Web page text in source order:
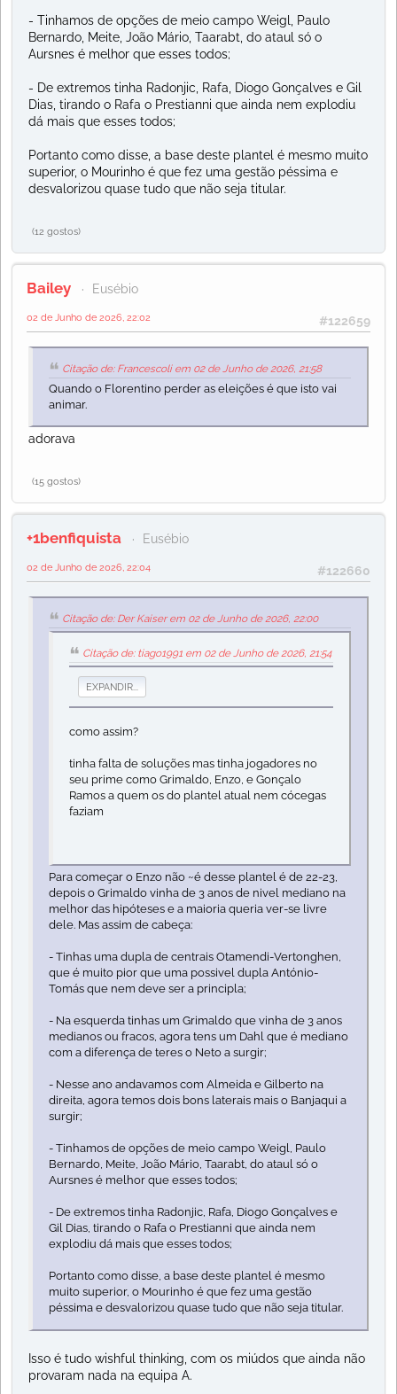
- Tinhamos de opções de meio campo Weigl, Paulo
Bernardo, Meite, João Mário, Taarabt, do ataul só o
Aursnes é melhor que esses todos;
- De extremos tinha Radonjic, Rafa, Diogo Gonçalves e Gil
Dias, tirando o Rafa o Prestianni que ainda nem explodiu
dá mais que esses todos;
Portanto como disse, a base deste plantel é mesmo muito
superior, o Mourinho é que fez uma gestão péssima e
desvalorizou quase tudo que não seja titular.
(12 gostos)
Bailey Eusébio
#122659
02 de Junho de 2026, 22:02
Citação de: Francescoli em 02 de Junho de 2026, 21:58
Quando o Florentino perder as eleições é que isto vai
animar.
adorava
(15 gostos)
+1benfiquista Eusébio
#122660
02 de Junho de 2026, 22:04
Citação de: Der Kaiser em 02 de Junho de 2026, 22:00
Citação de: tiago1991 em 02 de Junho de 2026, 21:54
EXPANDIR...
como assim?
tinha falta de soluções mas tinha jogadores no
seu prime como Grimaldo, Enzo, e Gonçalo
Ramos a quem os do plantel atual nem cócegas
faziam
Para começar o Enzo não ~é desse plantel é de 22-23,
depois o Grimaldo vinha de 3 anos de nivel mediano na
melhor das hipóteses e a maioria queria ver-se livre
dele. Mas assim de cabeça:
- Tinhas uma dupla de centrais Otamendi-Vertonghen,
que é muito pior que uma possivel dupla António-
Tomás que nem deve ser a principla;
- Na esquerda tinhas um Grimaldo que vinha de 3 anos
medianos ou fracos, agora tens um Dahl que é mediano
com a diferença de teres o Neto a surgir;
- Nesse ano andavamos com Almeida e Gilberto na
direita, agora temos dois bons laterais mais o Banjaqui a
surgir;
- Tinhamos de opções de meio campo Weigl, Paulo
Bernardo, Meite, João Mário, Taarabt, do ataul só o
Aursnes é melhor que esses todos;
- De extremos tinha Radonjic, Rafa, Diogo Gonçalves e
Gil Dias, tirando o Rafa o Prestianni que ainda nem
explodiu dá mais que esses todos;
Portanto como disse, a base deste plantel é mesmo
muito superior, o Mourinho é que fez uma gestão
péssima e desvalorizou quase tudo que não seja titular.
Isso é tudo wishful thinking, com os miúdos que ainda não
provaram nada na equipa A.